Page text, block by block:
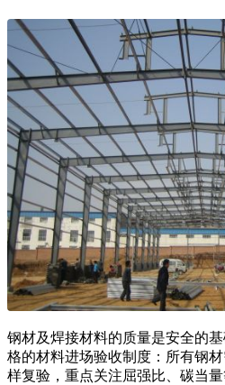
钢材及焊接材料的质量是安全的
格的材料进场验收制度：所有钢
样复验，重点关注屈强比、碳当